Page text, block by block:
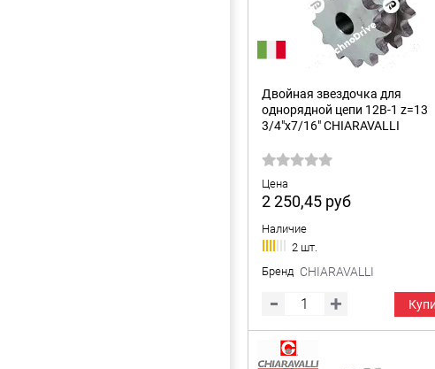
Двойная звездочка для
однорядной цепи 12B-1 z=13
3/4"x7/16" CHIARAVALLI
Цена
2 250,45 руб
Наличие
2 шт.
Бренд CHIARAVALLI